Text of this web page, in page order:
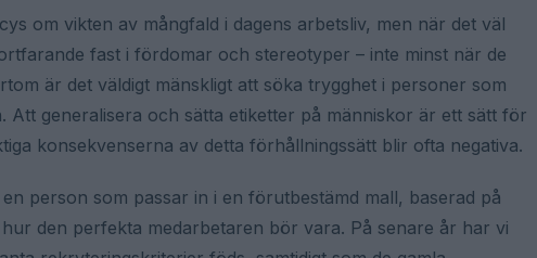
om vikten av mångfald i dagens arbetsliv, men när det väl
fast i fördomar och stereotyper – inte minst när de
är det väldigt mänskligt att söka trygghet i personer som
Att generalisera och sätta etiketter på människor är ett sätt för
konsekvenserna av detta förhållningssätt blir ofta negativa.
person som passar in i en förutbestämd mall, baserad på
den perfekta medarbetaren bör vara. På senare år har vi